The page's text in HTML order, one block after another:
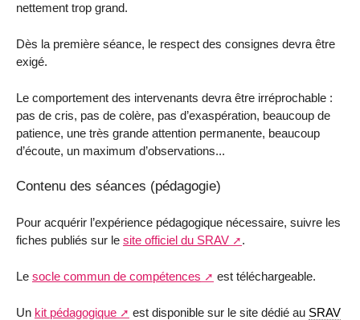
nettement trop grand.
Dès la première séance, le respect des consignes devra être
exigé.
Le comportement des intervenants devra être irréprochable :
pas de cris, pas de colère, pas d’exaspération, beaucoup de
patience, une très grande attention permanente, beaucoup
d’écoute, un maximum d’observations...
Contenu des séances (pédagogie)
Pour acquérir l’expérience pédagogique nécessaire, suivre les
fiches publiés sur le site officiel du SRAV .
Le socle commun de compétences est téléchargeable.
Un kit pédagogique est disponible sur le site dédié au SRAV